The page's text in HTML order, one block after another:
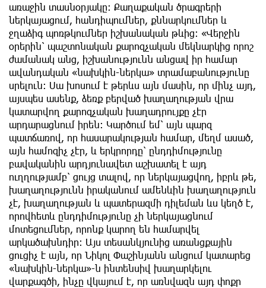
առաջին տասնօրյակը։ Քաղաքական ծրագրերի
ներկայացում, հանդիպումներ, քննարկումներ և
ջղաձիգ պոռթկումներ իշխանական թևից։ «Վերջին
օրերին՝ պաշտոնական քարոզչական մեկնարկից որոշ
ժամանակ անց, իշխանությունն անցավ իր համար
ավանդական «նախկին-ներկա» տրամաբանությունը
սրելուն։ Սա խոսում է թերևս այն մասին, որ մինչ այդ,
այսպես ասենք, ձեռք բերված խաղաղության վրա
կատարվող քարոզչական խաղադրույքը չէր
արդարացնում իրեն։ Կարծում եմ՝ այն պարզ
պատճառով, որ հասարակության համար, մեղմ ասած,
այն համոզիչ չէր, և երկրորդը՝ ընդդիմությունը
բավականին արդյունավետ աշխատել է այդ
ուղղությամբ՝ ցույց տալով, որ ներկայացվող, իբրև թե,
խաղաղությունն իրականում ամենևին խաղաղություն
չէ, խաղաղության և պատերազմի դիլեման ևս կեղծ է,
որովհետև ընդդիմությունը չի ներկայացնում
մոտեցումներ, որոնք կարող են համարվել
արկածախնդիր։ Այս տեսանկյունից առանցքային
ցուցիչ է այն, որ Նիկոլ Փաշինյանն անցում կատարեց
«նախկին-ներկա»-ն ինտենսիվ խաղարկելու
վարքագծի, ինչը վկայում է, որ առնվազն այդ փոքր